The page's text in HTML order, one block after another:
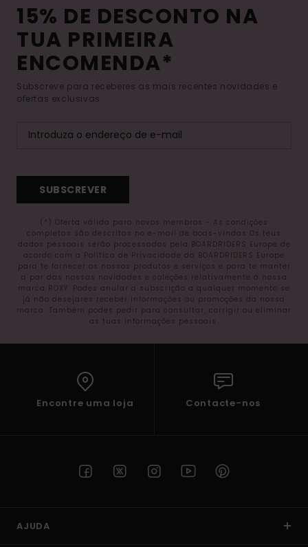
15% DE DESCONTO NA
TUA PRIMEIRA
ENCOMENDA*
Subscreve para receberes as mais recentes novidades e
ofertas exclusivas.
SUBSCREVER
(*) Oferta válida para novos membros - As condições
completas são descritas no e-mail de boas-vindas Os teus
dados pessoais serão processados pela BOARDRIDERS Europe de
acordo com a Política de Privacidade da BOARDRIDERS Europe
para te fornecer os nossos produtos e serviços e para te manter
a par das nossas novidades e coleções relativamente à nossa
marca ROXY. Podes anular a subscrição a qualquer momento se
já não desejares receber informações ou promoções da nossa
marca. Também podes pedir para consultar, corrigir ou eliminar
as tuas informações pessoais.
Encontre uma loja Contacte-nos
AJUDA